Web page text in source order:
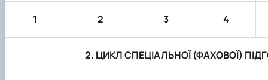
1 2 3 4
2. ЦИКЛ СПЕЦІАЛЬНОЇ (ФАХОВОЇ)